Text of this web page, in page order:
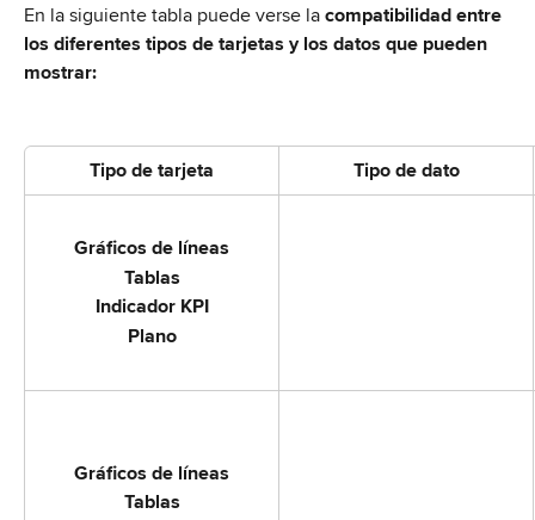
En la siguiente tabla puede verse la compatibilidad entre
los diferentes tipos de tarjetas y los datos que pueden
mostrar:
Tipo de tarjeta Tipo de dato
Gráficos de líneas
Tablas
Indicador KPI
Plano
Gráficos de líneas
Tablas